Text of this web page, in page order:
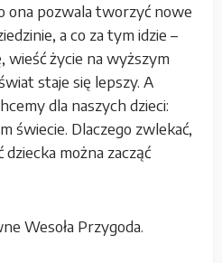
ona pozwala tworzyć nowe
a co za tym idzie –
wieść życie na wyższym
staje się lepszy. A
dla naszych dzieci:
świecie. Dlaczego zwlekać,
można zacząć